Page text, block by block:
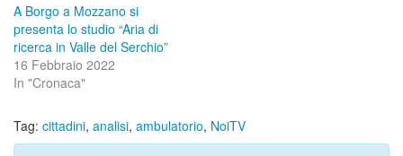
A Borgo a Mozzano si
presenta lo studio “Aria di
ricerca in Valle del Serchio”
16 Febbraio 2022
In "Cronaca"
Tag: cittadini, analisi, ambulatorio, NoiTV